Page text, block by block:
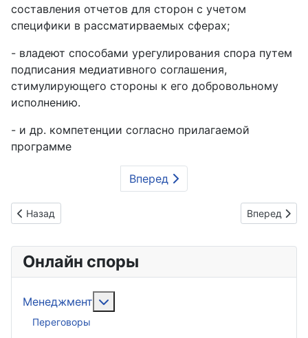
составления отчетов для сторон с учетом
специфики в рассматирваемых сферах;
- владеют способами урегулирования спора путем
подписания медиативного соглашения,
стимулирующего стороны к его добровольному
исполнению.
- и др. компетенции согласно прилагаемой
программе
Вперед
Предыдущий: Курс: Разработчик мобильных приложений.
Назад Следующий:
Вперед
Онлайн споры
Менеджмент
Переговоры